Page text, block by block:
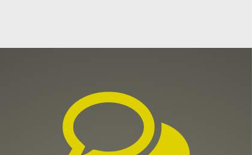
ANMELDEN
Belgien, Frankreich 2025 /
Spielfilm / 8.–13. Jahrgangsstufe
Mittwoch, 09.12.26
11:30 – 13:05